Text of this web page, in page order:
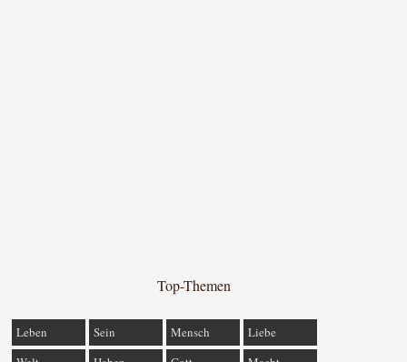
Top-Themen
Leben Sein Mensch
Liebe